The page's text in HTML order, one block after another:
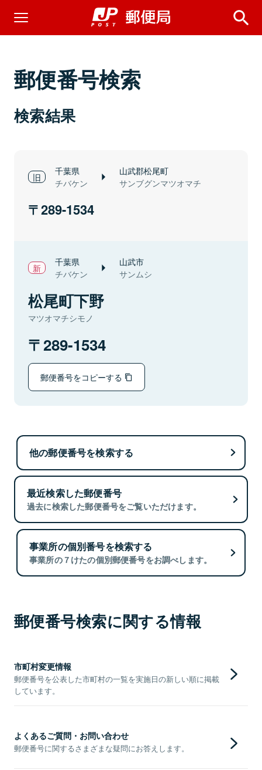
郵便番号検索
検索結果
千葉県
チバケン
山武郡松尾町
サンブグンマツオマチ
289-1534
千葉県
チバケン
山武市
サンムシ
松尾町下野
マツオマチシモノ
289-1534
郵便番号をコピーする
他の郵便番号を検索する
最近検索した郵便番号
過去に検索した郵便番号をご覧いただけます。
事業所の個別番号を検索する
事業所の７けたの個別郵便番号をお調べします。
郵便番号検索に関する情報
市町村変更情報
郵便番号を公表した市町村の一覧を実施日の新しい順に掲載
しています。
よくあるご質問・お問い合わせ
郵便番号に関するさまざまな疑問にお答えします。